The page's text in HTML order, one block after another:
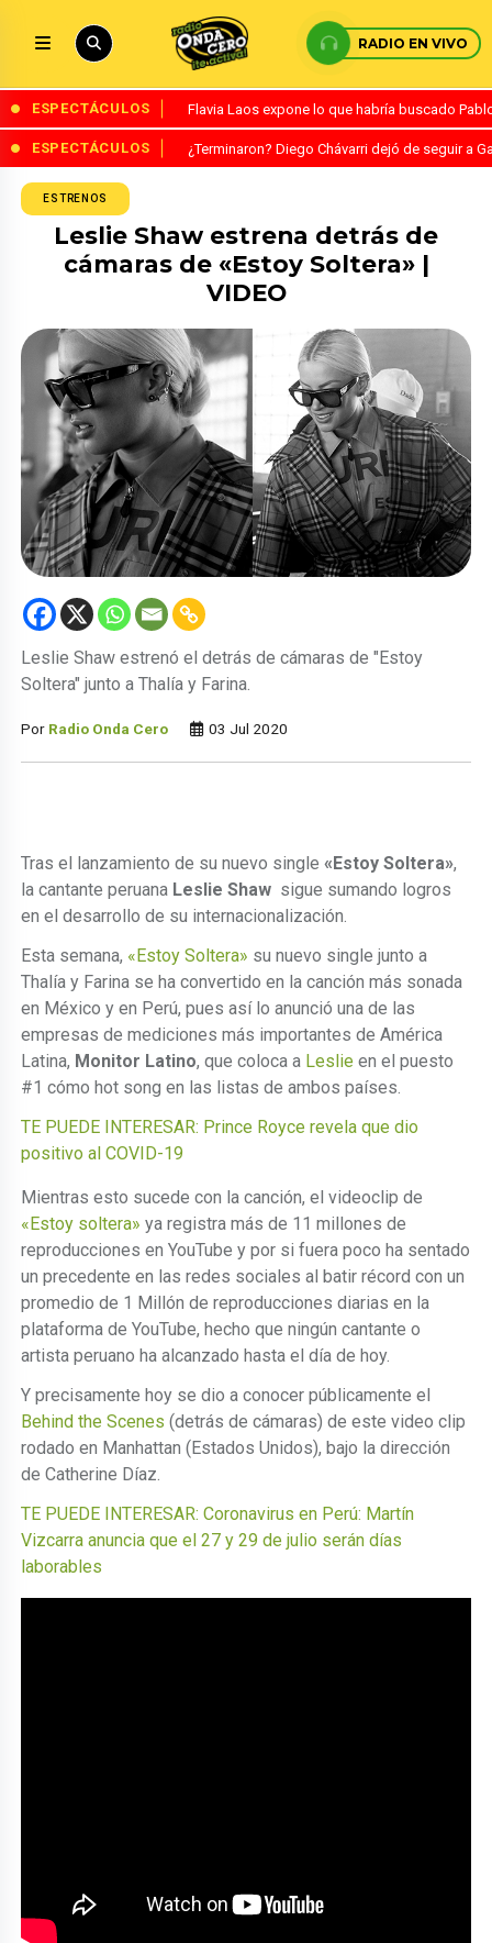
RADIO EN VIVO
ESPECTÁCULOS Flavia Laos expone lo que habría buscado
ESPECTÁCULOS ¿Terminaron? Diego Chávarri dejó de seguir a
ESTRENOS
Leslie Shaw estrena detrás de
cámaras de «Estoy Soltera» |
VIDEO
Leslie Shaw estrenó el detrás de cámaras de "Estoy
Soltera" junto a Thalía y Farina.
Por Radio Onda Cero 03 Jul 2020
Tras el lanzamiento de su nuevo single«Estoy Soltera»,
la cantante peruana Leslie Shaw sigue sumando logros
en el desarrollo de su internacionalización.
Esta semana, «Estoy Soltera» su nuevo single junto a
Thalía y Farina se ha convertido en la canción más sonada
en México y en Perú, pues así lo anunció una de las
empresas de mediciones más importantes de América
Latina, Monitor Latino, que coloca a Leslie en el puesto
#1 cómo hot song en las listas de ambos países.
TE PUEDE INTERESAR: Prince Royce revela que dio
positivo al COVID-19
Mientras esto sucede con la canción, el videoclip de
«Estoy soltera» ya registra más de 11 millones de
reproducciones en YouTube y por si fuera poco ha sentado
un precedente en las redes sociales al batir récord con un
promedio de 1 Millón de reproducciones diarias en la
plataforma de YouTube, hecho que ningún cantante o
artista peruano ha alcanzado hasta el día de hoy.
Y precisamente hoy se dio a conocer públicamente el
Behind the Scenes (detrás de cámaras) de este video clip
rodado en Manhattan (Estados Unidos), bajo la dirección
de Catherine Díaz.
TE PUEDE INTERESAR: Coronavirus en Perú: Martín
Vizcarra anuncia que el 27 y 29 de julio serán días
laborables